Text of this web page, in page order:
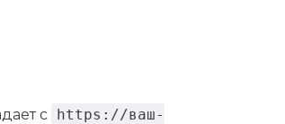
с https://ваш-